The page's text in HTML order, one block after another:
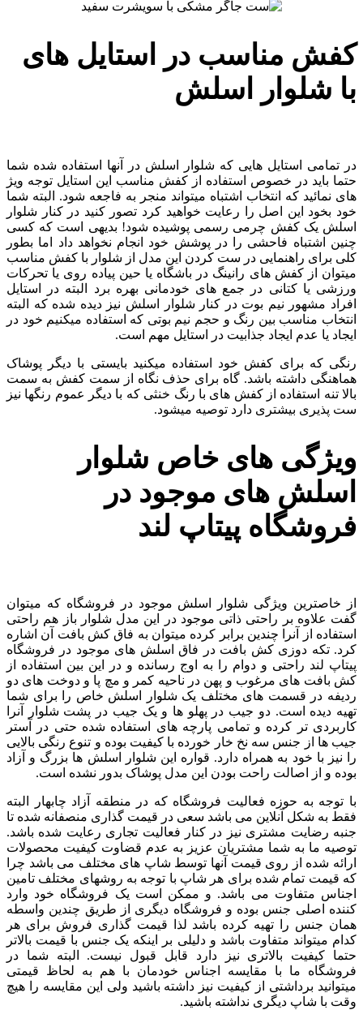
کفش مناسب در استایل های
با شلوار اسلش
در تمامی استایل هایی که شلوار اسلش در آنها استفاده شده شما
حتما باید در خصوص استفاده از کفش مناسب این استایل توجه ویژ
های نمائید که انتخاب اشتباه میتواند منجر به فاجعه شود. البته شما
خود بخود این اصل را رعایت خواهید کرد تصور کنید در کنار شلوار
اسلش یک کفش چرمی رسمی پوشیده شود! بدیهی است که کسی
چنین اشتباه فاحشی را در پوشش خود انجام نخواهد داد اما بطور
کلی برای راهنمایی در ست کردن این مدل از شلوار با کفش مناسب
میتوان از کفش های رانینگ در باشگاه یا حین پیاده روی یا تحرکات
ورزشی یا کتانی در جمع های خودمانی بهره برد البته در استایل
افراد مشهور نیم بوت در کنار شلوار اسلش نیز دیده شده که البته
انتخاب مناسب بین رنگ و حجم نیم بوتی که استفاده میکنیم خود در
ایجاد یا عدم ایجاد جذابیت در استایل مهم است.
رنگی که برای کفش خود استفاده میکنید بایستی با دیگر پوشاک
هماهنگی داشته باشد. گاه برای حذف نگاه از سمت کفش به سمت
بالا تنه استفاده از کفش های با رنگ خنثی که با دیگر عموم رنگها نیز
ست پذیری بیشتری دارد توصیه میشود.
ویژگی های خاص شلوار
اسلش های موجود در
فروشگاه پیتاپ لند
از خاصترین ویژگی شلوار اسلش موجود در فروشگاه که میتوان
گفت علاوه بر راحتی ذاتی موجود در این مدل شلوار باز هم راحتی
استفاده از آنرا چندین برابر کرده میتوان به فاق کش بافت آن اشاره
کرد. تکه دوزی کش بافت در فاق اسلش های موجود در فروشگاه
پیتاپ لند راحتی و دوام را به اوج رسانده و در این بین استفاده از
کش بافت های مرغوب و پهن در ناحیه کمر و مچ پا و دوخت های دو
ردیفه در قسمت های مختلف یک شلوار اسلش خاص را برای شما
تهیه دیده است. دو جیب در پهلو ها و یک جیب در پشت شلوار آنرا
کاربردی تر کرده و تمامی پارچه های استفاده شده حتی در آستر
جیب ها از جنس سه نخ خار خورده با کیفیت بوده و تنوع رنگی بالایی
را نیز با خود به همراه دارد. قواره این شلوار اسلش ها بزرگ و آزاد
بوده و از اصالت راحت بودن این مدل پوشاک بدور نشده است.
با توجه به حوزه فعالیت فروشگاه که در منطقه آزاد چابهار البته
فقط به شکل آنلاین می باشد سعی در قیمت گذاری منصفانه شده تا
جنبه رضایت مشتری نیز در کنار فعالیت تجاری رعایت شده باشد.
توصیه ما به شما مشتریان عزیز به عدم قضاوت کیفیت محصولات
ارائه شده از روی قیمت آنها توسط شاپ های مختلف می باشد چرا
که قیمت تمام شده برای هر شاپ با توجه به روشهای مختلف تامین
اجناس متفاوت می باشد. و ممکن است یک فروشگاه خود وارد
کننده اصلی جنس بوده و فروشگاه دیگری از طریق چندین واسطه
همان جنس را تهیه کرده باشد لذا قیمت گذاری فروش برای هر
کدام میتواند متفاوت باشد و دلیلی بر اینکه یک جنس با قیمت بالاتر
حتما کیفیت بالاتری نیز دارد قابل قبول نیست. البته شما در
فروشگاه ما با مقایسه اجناس خودمان با هم به لحاظ قیمتی
میتوانید برداشتی از کیفیت نیز داشته باشید ولی این مقایسه را هیچ
وقت با شاپ دیگری نداشته باشید.